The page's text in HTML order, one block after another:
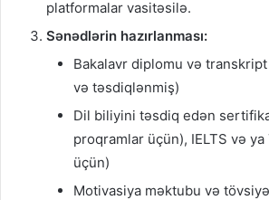
platformalar vasitəsilə.
Sənədlərin hazırlanması:
Bakalavr diplomu və
və təsdiqlənmiş)
Dil biliyini təsdiq edən
proqramlar üçün), IELTS və
üçün)
Motivasiya məktubu və